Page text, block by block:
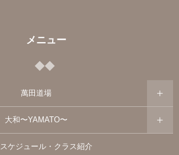
メニュー
萬田道場
大和〜YAMATO〜
スケジュール・クラス紹介